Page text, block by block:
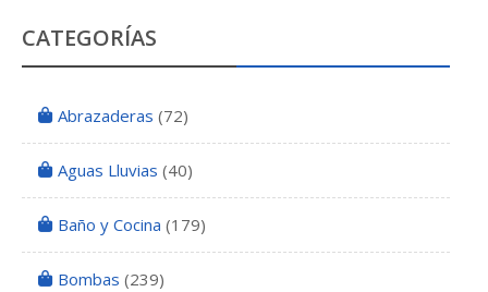
CATEGORÍAS
Abrazaderas (72)
Aguas Lluvias (40)
Baño y Cocina (179)
Bombas (239)